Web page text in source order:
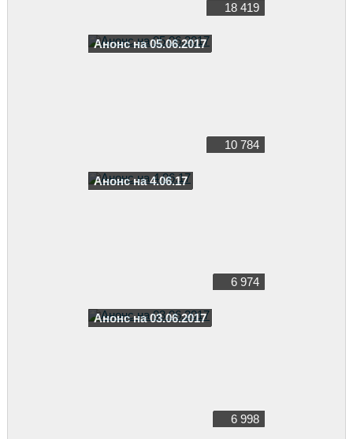
18 419
Анонс на 05.06.2017
10 784
Анонс на 4.06.17
6 974
Анонс на 03.06.2017
6 998